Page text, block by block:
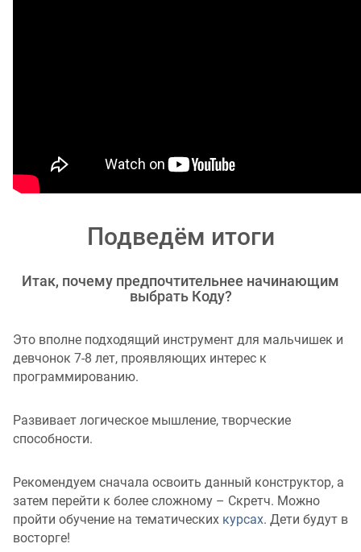
Подведём итоги
Итак, почему предпочтительнее начинающим
выбрать Коду?
Это вполне подходящий инструмент для мальчишек и
девчонок 7-8 лет, проявляющих интерес к
программированию.
Развивает логическое мышление, творческие
способности.
Рекомендуем сначала освоить данный конструктор, а
затем перейти к более сложному – Скретч. Можно
пройти обучение на тематических курсах. Дети будут в
восторге!